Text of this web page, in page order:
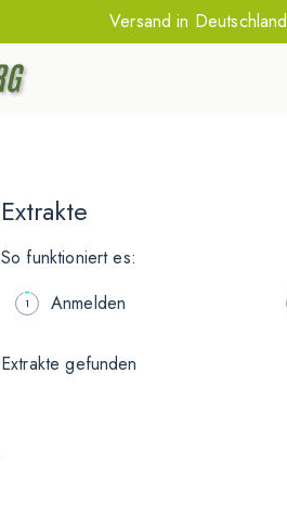
Versand in Deutschland
Extrakte
So funktioniert es:
Anmelden
Extrakte gefunden